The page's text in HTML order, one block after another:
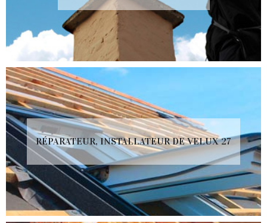
RÉPARATEUR, INSTALLATEUR DE VELUX 27